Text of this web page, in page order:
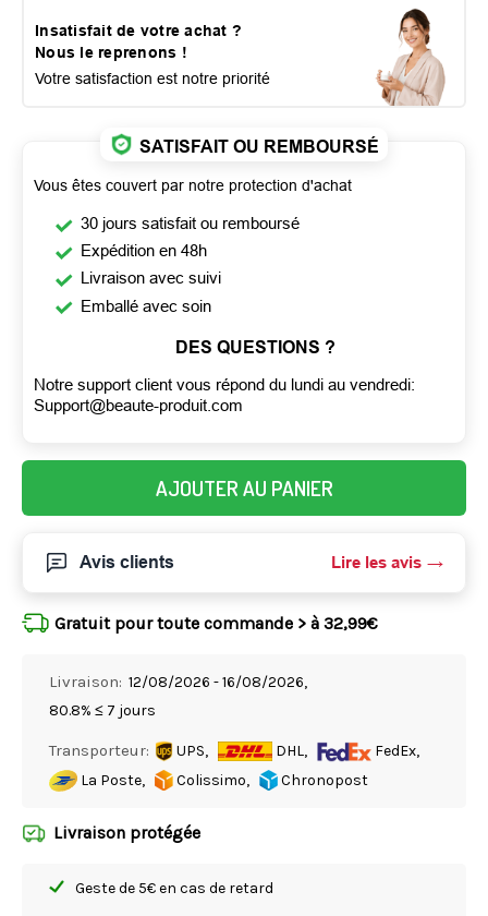
Insatisfait de votre achat ?
Nous le reprenons !
Votre satisfaction est notre priorité
SATISFAIT OU REMBOURSÉ
Vous êtes couvert par notre protection d'achat
30 jours satisfait ou remboursé
Expédition en 48h
Livraison avec suivi
Emballé avec soin
DES QUESTIONS ?
Notre support client vous répond du lundi au vendredi:
Support@beaute-produit.com
AJOUTER AU PANIER
Avis clients Lire les avis
Gratuit pour toute commande > à 32,99€
Livraison: 12/08/2026 - 16/08/2026,
80.8% ≤ 7 jours
Transporteur: UPS, DHL,
FedEx,
La Poste,
Colissimo, Chronopost
Livraison protégée
Geste de 5€ en cas de retard